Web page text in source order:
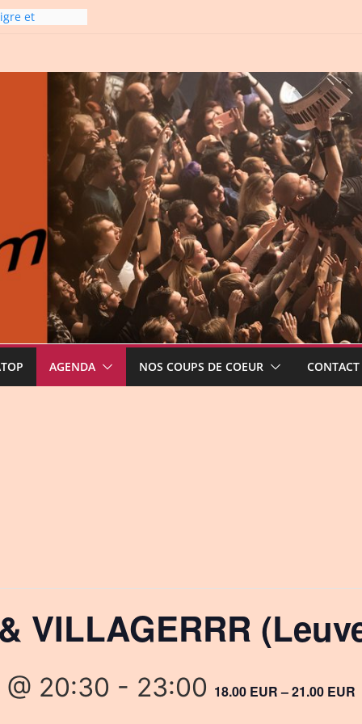
et
AGENDA NOS COUPS DE COEUR CONTACT
VILLAGERRR
20:30 - 23:00 18.00 EUR – 21.00 EUR